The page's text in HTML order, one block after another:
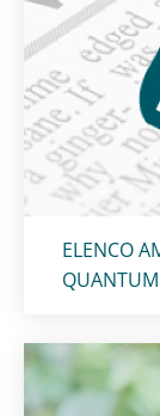
Titolo
ELENCO